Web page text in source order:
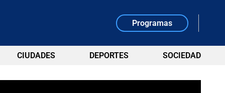
Programas
CIUDADES DEPORTES SOCIEDAD